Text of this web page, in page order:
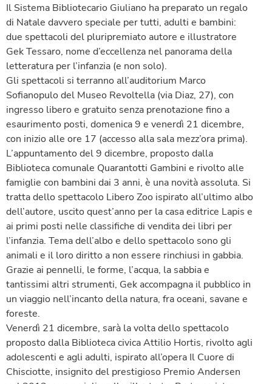
Il Sistema Bibliotecario Giuliano ha preparato un regalo
di Natale davvero speciale per tutti, adulti e bambini:
due spettacoli del pluripremiato autore e illustratore
Gek Tessaro, nome d’eccellenza nel panorama della
letteratura per l’infanzia (e non solo).
Gli spettacoli si terranno all’auditorium Marco
Sofianopulo del Museo Revoltella (via Diaz, 27), con
ingresso libero e gratuito senza prenotazione fino a
esaurimento posti, domenica 9 e venerdì 21 dicembre,
con inizio alle ore 17 (accesso alla sala mezz’ora prima).
L’appuntamento del 9 dicembre, proposto dalla
Biblioteca comunale Quarantotti Gambini e rivolto alle
famiglie con bambini dai 3 anni, è una novità assoluta. Si
tratta dello spettacolo Libero Zoo ispirato all’ultimo albo
dell’autore, uscito quest’anno per la casa editrice Lapis e
ai primi posti nelle classifiche di vendita dei libri per
l’infanzia. Tema dell’albo e dello spettacolo sono gli
animali e il loro diritto a non essere rinchiusi in gabbia.
Grazie ai pennelli, le forme, l’acqua, la sabbia e
tantissimi altri strumenti, Gek accompagna il pubblico in
un viaggio nell’incanto della natura, fra oceani, savane e
foreste.
Venerdì 21 dicembre, sarà la volta dello spettacolo
proposto dalla Biblioteca civica Attilio Hortis, rivolto agli
adolescenti e agli adulti, ispirato all’opera Il Cuore di
Chisciotte, insignito del prestigioso Premio Andersen